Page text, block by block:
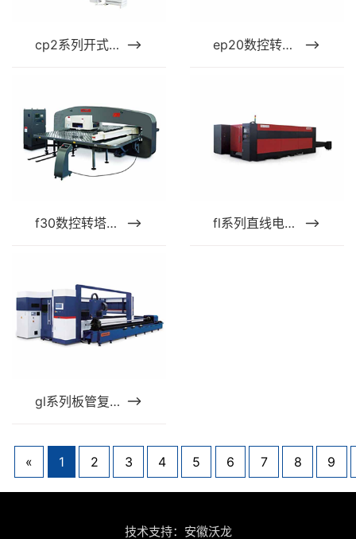
cp2系列开式双点高精度、高性能压力机 ep20数控转塔冲床
f30数控转塔冲床 fl系列直线电机驱动光纤激光切割机
gl系列板管复合数控光纤激光切割机
« 1 2 3 4 5 6 7 8 9
技术支持：安徽沃龙